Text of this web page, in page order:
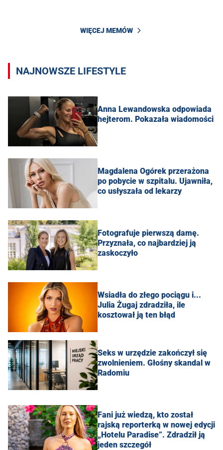
WIĘCEJ MEMÓW
NAJNOWSZE LIFESTYLE
Anna Lewandowska odpowiada
hejterom. Pokazała wiadomości
Magdalena Ogórek przerażona
po pobycie w szpitalu. Ujawniła,
co usłyszała od lekarzy
Fotografuje pierwszą damę.
Przyznała, co najbardziej ją
zaskoczyło
Wsiadła do złego pociągu i...
Julia Żugaj zdradziła, ile
kosztował ją ten błąd
Seks w urzędzie zakończył się
zwolnieniem. Głośny skandal w
Radomiu
Fani już wiedzą, kto został
rajską reporterką w nowej edycji
„Hotelu Paradise”. Zdradził ją
jeden szczegół